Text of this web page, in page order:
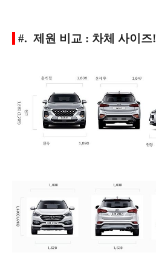
#. 제원 비교 : 차체 사이즈!